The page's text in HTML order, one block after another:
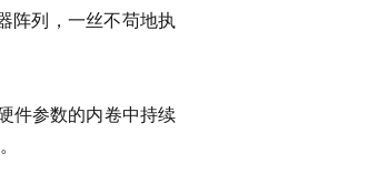
阵列，一丝不苟地执
件参数的内卷中持续